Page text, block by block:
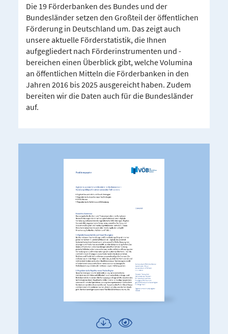
Die 19 Förderbanken des Bundes und der
Bundesländer setzen den Großteil der öffentlichen
Förderung in Deutschland um. Das zeigt auch
unsere aktuelle Förderstatistik, die Ihnen
aufgegliedert nach Förderinstrumenten und -
bereichen einen Überblick gibt, welche Volumina
an öffentlichen Mitteln die Förderbanken in den
Jahren 2016 bis 2025 ausgereicht haben. Zudem
bereiten wir die Daten auch für die Bundesländer
auf.
Publikation
Publikation